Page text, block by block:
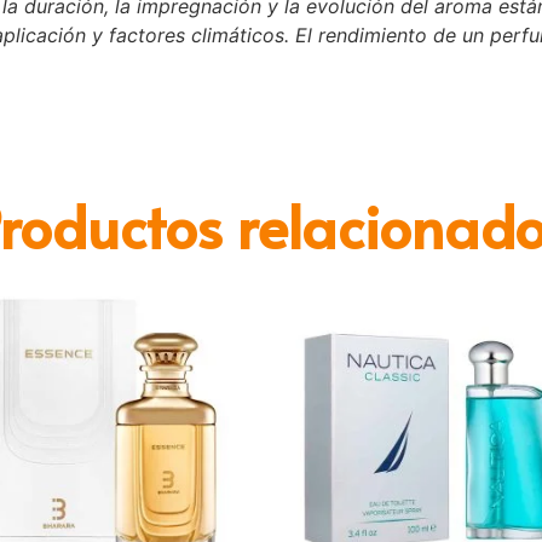
duración, la impregnación y la evolución del aroma
y factores climáticos. El rendimiento de un